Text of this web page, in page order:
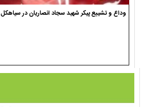
وداع و تشییع پیکر شهید سجاد انصاریان در سیاهکل